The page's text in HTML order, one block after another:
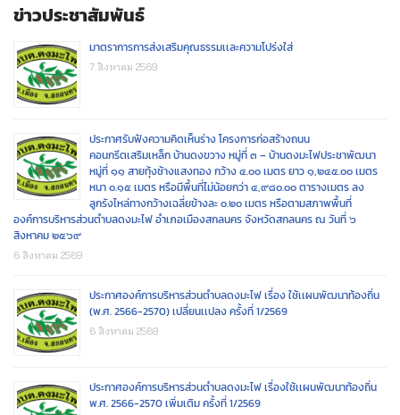
ข่าวประชาสัมพันธ์
มาตราการการส่งเสริมคุณธรรมเเละความโปร่งใส่
7 สิงหาคม 2569
ประกาศรับฟังความคิดเห็นร่าง โครงการก่อสร้างถนน
คอนกรีตเสริมเหล็ก บ้านดงขวาง หมู่ที่ ๓ – บ้านดงมะไฟประชาพัฒนา
หมู่ที่ ๑๑ สายทุ้งช้างแสงทอง กว้าง ๔.๐๐ เมตร ยาว ๑,๒๔๕.๐๐ เมตร
หนา ๐.๑๕ เมตร หรือมีพื้นที่ไม่น้อยกว่า ๔,๙๘๐.๐๐ ตารางเมตร ลง
ลูกรังไหล่ทางกว้างเฉลี่ยข้างละ ๐.๒๐ เมตร หรือตามสภาพพื้นที่
องค์การบริหารส่วนตำบลดงมะไฟ อำเภอเมืองสกลนคร จังหวัดสกลนคร ณ วันที่ ๖
สิงหาคม ๒๕๖๙
6 สิงหาคม 2569
ประกาศองค์การบริหารส่วนตำบลดงมะไฟ เรื่อง ใช้เเผนพัฒนาท้องถิ่น
(พ.ศ. 2566-2570) เปลี่ยนเเปลง ครั้งที่ 1/2569
6 สิงหาคม 2569
ประกาศองค์การบริหารส่วนตำบลดงมะไฟ เรื่องใช้เเผนพัฒนาท้องถิ่น
พ.ศ. 2566-2570 เพิ่มเติม ครั้งที่ 1/2569